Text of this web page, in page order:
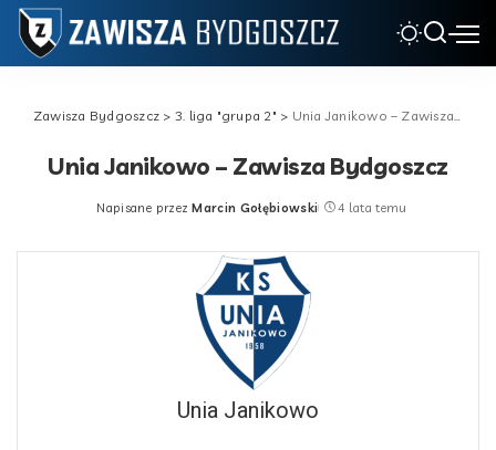
Zawisza Bydgoszcz > 3. liga "grupa 2" > Unia Janikowo – Zawisza Bydgoszcz
Unia Janikowo – Zawisza Bydgoszcz
Posted
Napisane przez Marcin Gołębiowski 4 lata temu
Unia Janikowo